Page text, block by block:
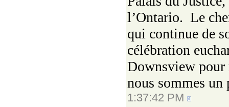
l’Ontario. Le
qui continue de
célébration
Downsview pour
nous sommes un
1:37:42 PM